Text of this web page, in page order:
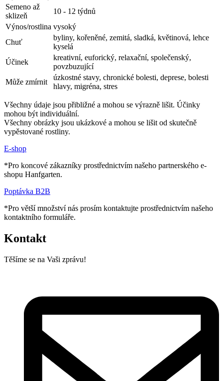
Semeno až
sklizeň
10 - 12 týdnů
Výnos/rostlina vysoký
Chuť
byliny, kořeněné, zemitá, sladká, květinová, lehce
kyselá
Účinek
kreativní, euforický, relaxační, společenský,
povzbuzující
Může zmírnit
úzkostné stavy, chronické bolesti, deprese, bolesti
hlavy, migréna, stres
Všechny údaje jsou přibližné a mohou se výrazně lišit. Účinky
mohou být individuální.
Všechny obrázky jsou ukázkové a mohou se lišit od skutečně
vypěstované rostliny.
E-shop
*Pro koncové zákazníky prostřednictvím našeho partnerského e-
shopu Hanfgarten.
Poptávka B2B
*Pro větší množství nás prosím kontaktujte prostřednictvím našeho
kontaktního formuláře.
Kontakt
Těšíme se na Vaši zprávu!